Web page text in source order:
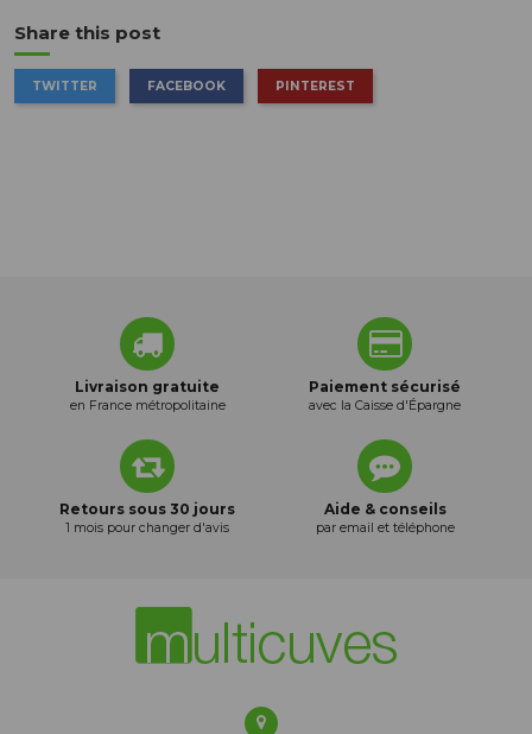
Share this post
TWITTER FACEBOOK PINTEREST
Livraison gratuite
en France métropolitaine
Paiement sécurisé
avec la Caisse d'Épargne
Retours sous 30 jours
1 mois pour changer d'avis
Aide & conseils
par email et téléphone